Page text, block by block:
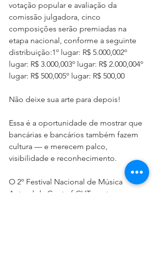
votação popular e avaliação da
comissão julgadora, cinco
composições serão premiadas na
etapa nacional, conforme a seguinte
distribuição:1º lugar: R$ 5.000,002º
lugar: R$ 3.000,003º lugar: R$ 2.000,004º
lugar: R$ 500,005º lugar: R$ 500,00
Não deixe sua arte para depois!
Essa é a oportunidade de mostrar que
bancárias e bancários também fazem
cultura — e merecem palco,
visibilidade e reconhecimento.
O 2º Festival Nacional de Música
Autoral da Contraf-CUT conta com o